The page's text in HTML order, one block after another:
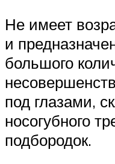
Не имеет
и
большого
под глазами,
носогубного
подбородок.